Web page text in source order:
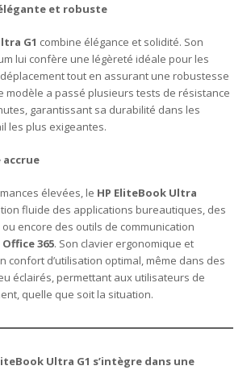
et robuste
G1 combine élégance et solidité. Son
lui confère une légèreté idéale pour les
tout en assurant une robustesse
modèle a passé plusieurs tests de résistance
garantissant sa durabilité dans les
les plus exigeantes.
élevées, le HP EliteBook Ultra
fluide des applications bureautiques, des
encore des outils de communication
365. Son clavier ergonomique et
confort d’utilisation optimal, même dans des
éclairés, permettant aux utilisateurs de
quelle que soit la situation.
Ultra G1 s’intègre dans une